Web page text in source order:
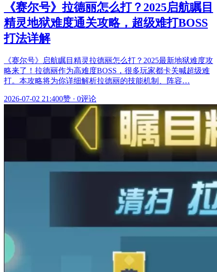
《赛尔号》拉德丽怎么打？2025启航瞩目
精灵地狱难度通关攻略，超级难打BOSS
打法详解
《赛尔号》启航瞩目精灵拉德丽怎么打？2025最新地狱难度攻
略来了！拉德丽作为高难度BOSS，很多玩家都卡关喊超级难
打。本攻略将为你详细解析拉德丽的技能机制、阵容…
2026-07-02 21:400赞 · 0评论